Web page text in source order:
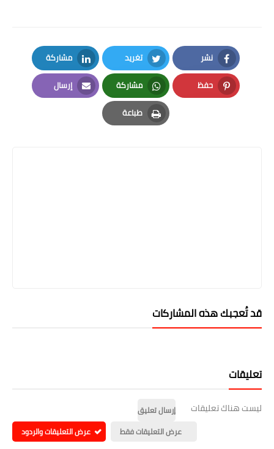
نشر
Facebook
تغريد
Twitter
مشاركة
LinkedIn
حفظ
Pinterest
مشاركة
Whatsapp
إرسال
Email
طباعة
Print
قد تُعجبك هذه المشاركات
تعليقات
ليست هناك تعليقات
إرسال تعليق
عرض التعليقات فقط
عرض التعليقات والردود